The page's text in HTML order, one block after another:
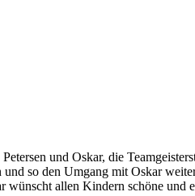
und Oskar, die
so den Umgang mit Oskar
allen Kindern schöne und